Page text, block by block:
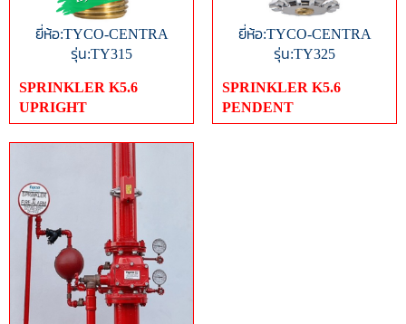
ยี่ห้อ:TYCO-CENTRA
รุ่น:TY315
SPRINKLER K5.6
UPRIGHT
ยี่ห้อ:TYCO-CENTRA
รุ่น:TY325
SPRINKLER K5.6
PENDENT